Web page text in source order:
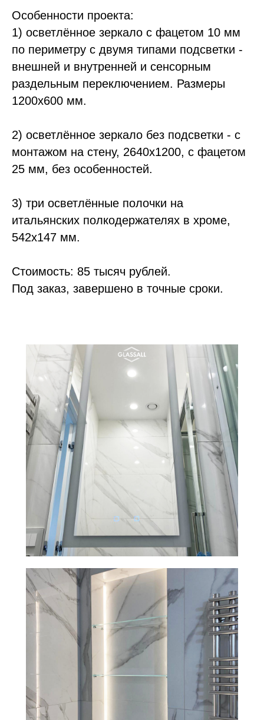
Особенности проекта:
1) осветлённое зеркало с фацетом 10 мм
по периметру с двумя типами подсветки -
внешней и внутренней и сенсорным
раздельным переключением. Размеры
1200х600 мм.
2) осветлённое зеркало без подсветки - с
монтажом на стену, 2640х1200, с фацетом
25 мм, без особенностей.
3) три осветлённые полочки на
итальянских полкодержателях в хроме,
542х147 мм.
Стоимость: 85 тысяч рублей.
Под заказ, завершено в точные сроки.